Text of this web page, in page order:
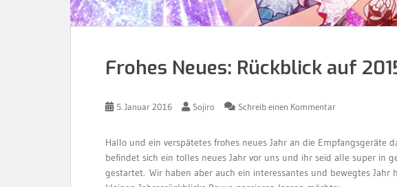
Frohes Neues: Rückblick auf
5. Januar 2016 Sojiro Schreib einen Kommentar
Hallo und ein verspätetes frohes neues Jahr an die Empfangsgeräte
befindet sich ein tolles neues Jahr vor uns und ihr seid alle super in
gestartet. Wir haben aber auch ein interessantes und bewegtes Jahr